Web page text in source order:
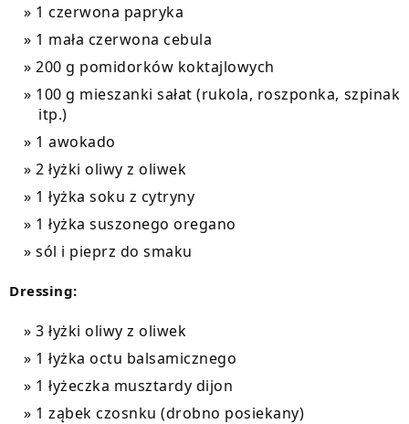
1 czerwona papryka
1 mała czerwona cebula
200 g pomidorków koktajlowych
100 g mieszanki sałat (rukola, roszponka, szpinak
itp.)
1 awokado
2 łyżki oliwy z oliwek
1 łyżka soku z cytryny
1 łyżka suszonego oregano
sól i pieprz do smaku
Dressing:
3 łyżki oliwy z oliwek
1 łyżka octu balsamicznego
1 łyżeczka musztardy dijon
1 ząbek czosnku (drobno posiekany)